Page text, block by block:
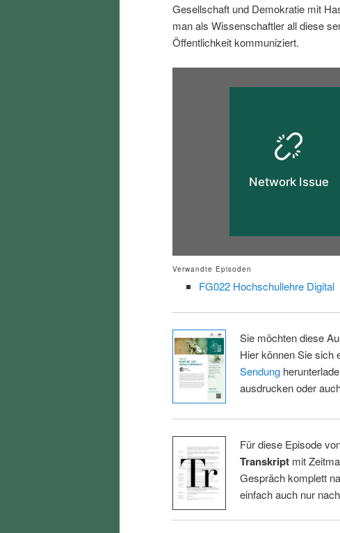
n
r
Gesellschaft und Demokratie mit
man als Wissenschaftler all diese
Öffentlichkeit kommuniziert.
Verwandte Episoden
FG022 Hochschullehre Digital
Sie möchten diese
Hier können Sie sich
Sendung
ausdrucken oder
Für diese Episode
Transkriptmit
Gespräch komplett
einfach auch nur